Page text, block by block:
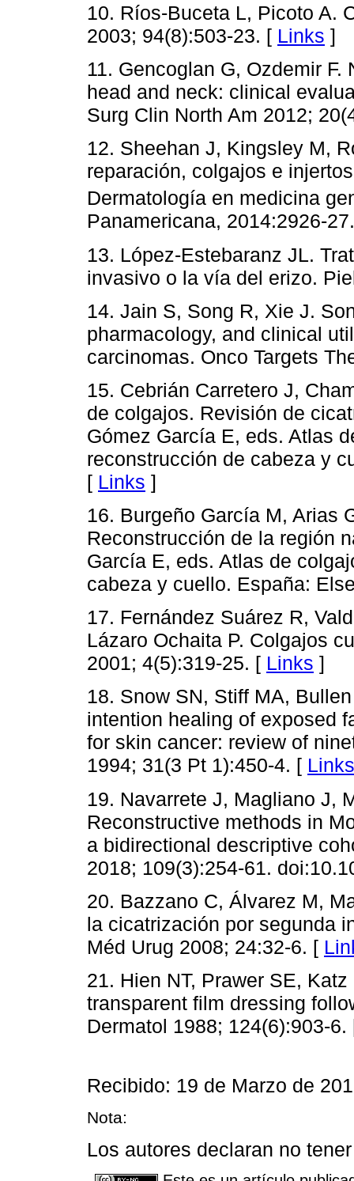
10. Ríos-Buceta L, Picoto A.
2003; 94(8):503-23. [ Links ]
11. Gencoglan G, Ozdemir
head and neck: clinical
Surg Clin North Am 2012;
12. Sheehan J, Kingsley M,
reparación, colgajos e
Dermatología en medicina
Panamericana, 2014:2926-
13. López-Estebaranz JL.
invasivo o la vía del erizo.
14. Jain S, Song R, Xie J.
pharmacology, and clinical
carcinomas. Onco Targets
15. Cebrián Carretero J,
de colgajos. Revisión de
Gómez García E, eds. Atlas
reconstrucción de cabeza y
[ Links ]
16. Burgeño García M, Arias
Reconstrucción de la región
García E, eds. Atlas de
cabeza y cuello. España:
17. Fernández Suárez R,
Lázaro Ochaita P. Colgajos
2001; 4(5):319-25. [ Links ]
18. Snow SN, Stiff MA,
intention healing of exposed
for skin cancer: review of
1994; 31(3 Pt 1):450-4. [ Links
19. Navarrete J, Magliano J,
Reconstructive methods in
a bidirectional descriptive
2018; 109(3):254-61.
20. Bazzano C, Álvarez M,
la cicatrización por segunda
Méd Urug 2008; 24:32-6. [
21. Hien NT, Prawer SE,
transparent film dressing
Dermatol 1988; 124(6):903-
Recibido: 19 de Marzo de
Nota:
Los autores declaran no